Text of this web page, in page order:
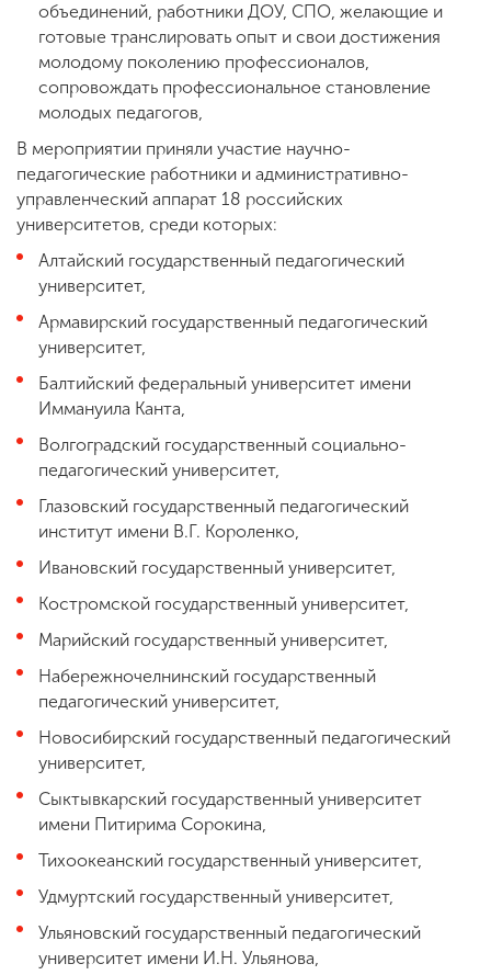
объединений, работники ДОУ, СПО, желающие и
готовые транслировать опыт и свои достижения
молодому поколению профессионалов,
сопровождать профессиональное становление
молодых педагогов,
В мероприятии приняли участие научно-
педагогические работники и административно-
управленческий аппарат 18 российских
университетов, среди которых:
Алтайский государственный педагогический
университет,
Армавирский государственный педагогический
университет,
Балтийский федеральный университет имени
Иммануила Канта,
Волгоградский государственный социально-
педагогический университет,
Глазовский государственный педагогический
институт имени В.Г. Короленко,
Ивановский государственный университет,
Костромской государственный университет,
Марийский государственный университет,
Набережночелнинский государственный
педагогический университет,
Новосибирский государственный педагогический
университет,
Сыктывкарский государственный университет
имени Питирима Сорокина,
Тихоокеанский государственный университет,
Удмуртский государственный университет,
Ульяновский государственный педагогический
университет имени И.Н. Ульянова,